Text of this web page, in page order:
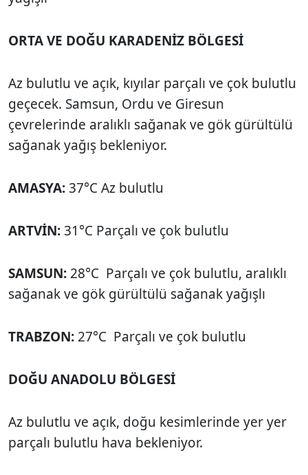
ORTA VE DOĞU KARADENİZ BÖLGESİ
Az bulutlu ve açık, kıyılar parçalı ve çok bulutlu
geçecek. Samsun, Ordu ve Giresun
çevrelerinde aralıklı sağanak ve gök gürültülü
sağanak yağış bekleniyor.
AMASYA:37°C Az bulutlu
ARTVİN:31°C Parçalı ve çok bulutlu
SAMSUN: 28°C Parçalı ve çok bulutlu, aralıklı
sağanak ve gök gürültülü sağanak yağışlı
TRABZON: 27°C Parçalı ve çok bulutlu
DOĞU ANADOLU BÖLGESİ
Az bulutlu ve açık, doğu kesimlerinde yer yer
parçalı bulutlu hava bekleniyor.